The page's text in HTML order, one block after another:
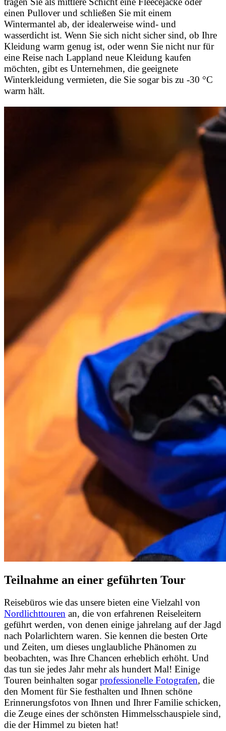
einen Pullover und schließen Sie mit einem
Wintermantel ab, der idealerweise wind- und
wasserdicht ist. Wenn Sie sich nicht sicher sind, ob Ihre
Kleidung warm genug ist, oder wenn Sie nicht nur für
eine Reise nach Lappland neue Kleidung kaufen
möchten, gibt es Unternehmen, die geeignete
Winterkleidung vermieten, die Sie sogar bis zu -30 °C
warm hält.
Teilnahme an einer geführten Tour
Reisebüros wie das unsere bieten eine Vielzahl von
Nordlichttouren an, die von erfahrenen Reiseleitern
geführt werden, von denen einige jahrelang auf der Jagd
nach Polarlichtern waren. Sie kennen die besten Orte
und Zeiten, um dieses unglaubliche Phänomen zu
beobachten, was Ihre Chancen erheblich erhöht. Und
das tun sie jedes Jahr mehr als hundert Mal! Einige
Touren beinhalten sogarprofessionelle Fotografen, die
den Moment für Sie festhalten und Ihnen schöne
Erinnerungsfotos von Ihnen und Ihrer Familie schicken,
die Zeuge eines der schönsten Himmelsschauspiele sind,
die der Himmel zu bieten hat!